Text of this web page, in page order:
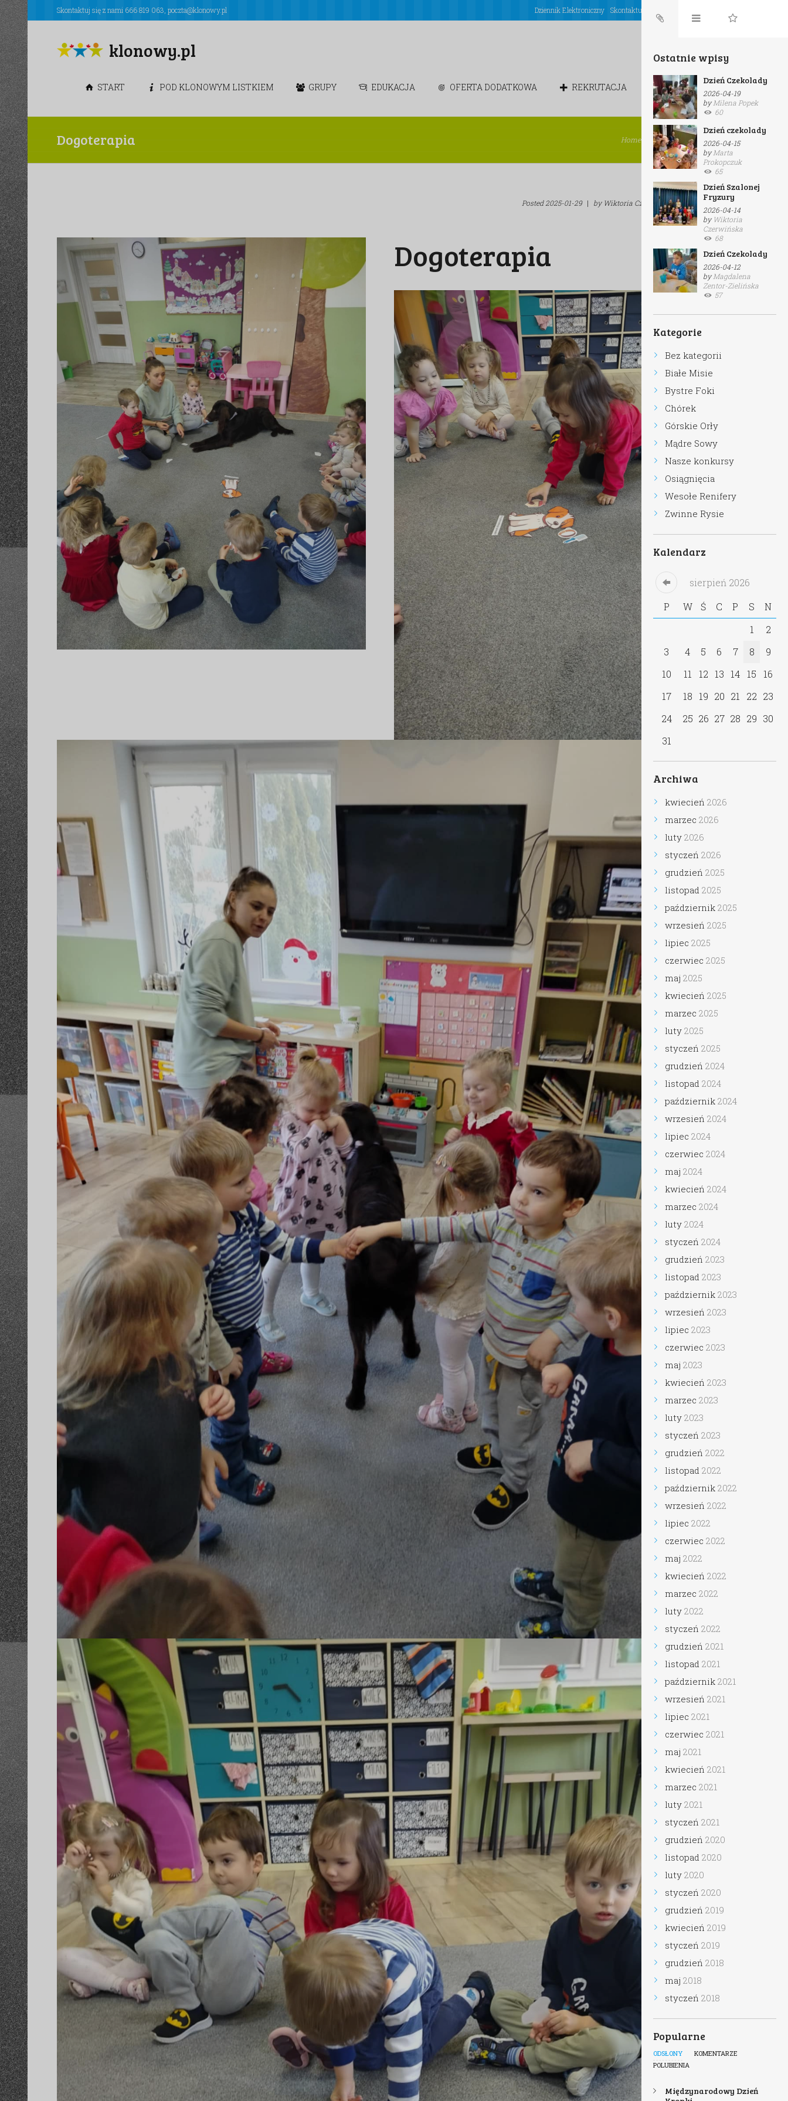
Dziennik Elektroniczny Skontaktuj się z nami
Skontaktuj się z nami 666 819 063 poczta@klonowy.pl
klonowy.pl
START POD KLONOWYM LISTKIEM GRUPY EDUKACJA OFERTA DODATKOWA REKRUTACJA CHÓREK
Home/ Białe Misie /Dogoterapia
Dogoterapia
Posted2025-01-29 | by Wiktoria Czerwińska | in Białe Misie
Dogoterapia
Ostatnie wpisy
Dzień Czekolady
2026-04-19
byMilena Popek
60
Dzień czekolady
2026-04-15
byMarta
Prokopczuk
65
Dzień Szalonej
Fryzury
2026-04-14
byWiktoria
Czerwińska
68
Dzień Czekolady
2026-04-12
byMagdalena
Zentor-Zielińska
57
Kategorie
Bez kategorii
Białe Misie
Bystre Foki
Chórek
Górskie Orły
Mądre Sowy
Nasze konkursy
Osiągnięcia
Wesołe Renifery
Zwinne Rysie
Kalendarz
sierpień 2026
P
W Ś C P S
N
1
2
3
4 5 6 7 8
9
10
11 12 13 14 15
16
17
18 19 20 21 22 23
24
25 26 27 28 29 30
31
Archiwa
kwiecień 2026
marzec 2026
luty 2026
styczeń 2026
grudzień 2025
listopad 2025
październik 2025
wrzesień 2025
lipiec 2025
czerwiec 2025
maj 2025
kwiecień 2025
marzec 2025
luty 2025
styczeń 2025
grudzień 2024
listopad 2024
październik 2024
wrzesień 2024
lipiec 2024
czerwiec 2024
maj 2024
kwiecień 2024
marzec 2024
luty 2024
styczeń 2024
grudzień 2023
listopad 2023
październik 2023
wrzesień 2023
lipiec 2023
czerwiec 2023
maj 2023
kwiecień 2023
marzec 2023
luty 2023
styczeń 2023
grudzień 2022
listopad 2022
październik 2022
wrzesień 2022
lipiec 2022
czerwiec 2022
maj 2022
kwiecień 2022
marzec 2022
luty 2022
styczeń 2022
grudzień 2021
listopad 2021
październik 2021
wrzesień 2021
lipiec 2021
czerwiec 2021
maj 2021
kwiecień 2021
marzec 2021
luty 2021
styczeń 2021
grudzień 2020
listopad 2020
luty 2020
styczeń 2020
grudzień 2019
kwiecień 2019
styczeń 2019
grudzień 2018
maj 2018
styczeń 2018
Popularne
ODSŁONY
KOMENTARZE
POLUBIENIA
Międzynarodowy Dzień